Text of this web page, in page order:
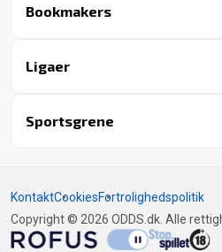
Bookmakers
Ligaer
Sportsgrene
KontaktCookiesFortrolighedspolitik
Copyright © 2026 ODDS.dk. Alle